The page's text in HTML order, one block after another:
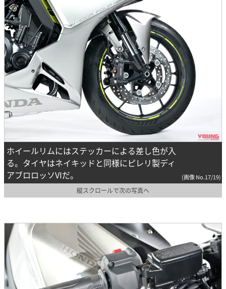
ホイールリムにはステッカーによる差し色が入
る。タイヤはネイキッドと同様にピレリ製ディ
アブロロッソVIだ。
(画像 No.17/19)
縦スクロールで次の写真へ